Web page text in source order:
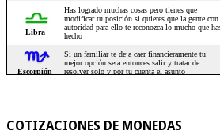
COTIZACIONES DE MONEDAS